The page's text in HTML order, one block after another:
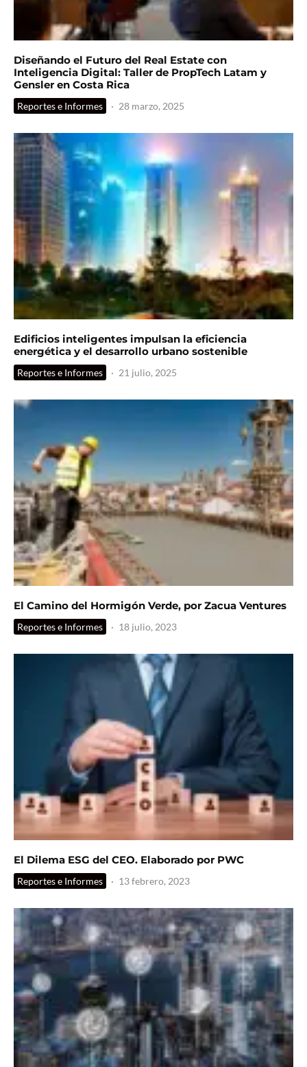
Diseñando el Futuro del Real Estate con
Inteligencia Digital: Taller de PropTech Latam y
Gensler en Costa Rica
Reportes e Informes · 28 marzo, 2025
Edificios inteligentes impulsan la eficiencia
energética y el desarrollo urbano sostenible
Reportes e Informes · 21 julio, 2025
El Camino del Hormigón Verde, por Zacua Ventures
Reportes e Informes · 18 julio, 2023
El Dilema ESG del CEO. Elaborado por PWC
Reportes e Informes · 13 febrero, 2023